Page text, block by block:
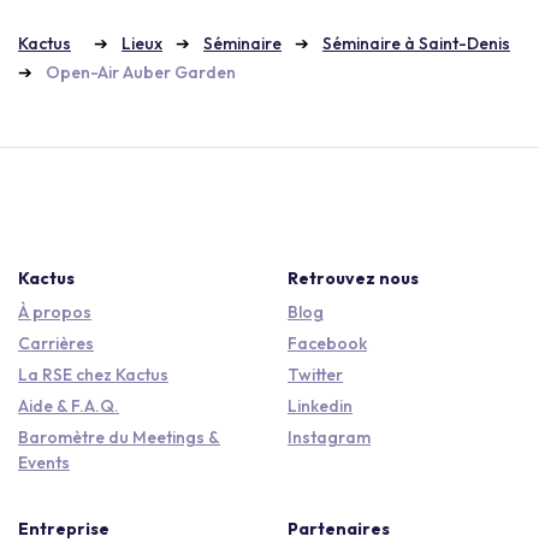
Kactus Lieux Séminaire
Séminaire à Saint-Denis
Open-Air Auber Garden
Kactus
À propos
Carrières
La RSE chez Kactus
Aide & F.A.Q.
Baromètre du Meetings &
Events
Retrouvez nous
Blog
Facebook
Twitter
Linkedin
Instagram
Entreprise
Partenaires